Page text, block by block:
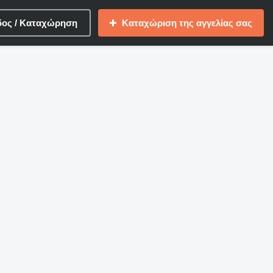
/ Καταχώρηση Καταχώριση της αγγελίας σας